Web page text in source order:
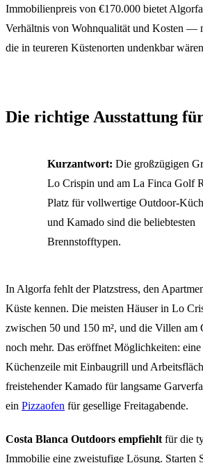
Immobilienpreis von €170.000 bietet
Verhältnis von Wohnqualität und Kosten —
die in teureren Küstenorten undenkbar
Die richtige Ausstattung
Kurzantwort: Die großzügigen
Lo Crispin und am La Finca Golf
Platz für vollwertige Outdoor-
und Kamado sind die beliebtesten
Brennstofftypen.
In Algorfa fehlt der Platzstress, den
Küste kennen. Die meisten Häuser in Lo
zwischen 50 und 150 m², und die Villen am
noch mehr. Das eröffnet Möglichkeiten:
Küchenzeile mit Einbaugrill und
freistehender Kamado für langsame
ein Pizzaofen für gesellige Freitagabende.
Costa Blanca Outdoors empfiehlt für die
Immobilie eine zweistufige Lösung. Starten